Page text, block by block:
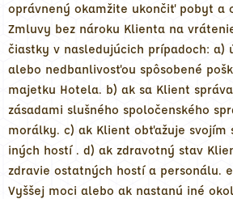
oprávnený okamžite ukončiť pobyt a
Zmluvy bez nároku Klienta na
čiastky v nasledujúcich prípadoch: a)
alebo nedbanlivosťou spôsobené
majetku Hotela. b) ak sa Klient
zásadami slušného spoločenského
morálky. c) ak Klient obťažuje svojím
iných hostí . d) ak zdravotný stav
zdravie ostatných hostí a personálu.
Vyššej moci alebo ak nastanú iné